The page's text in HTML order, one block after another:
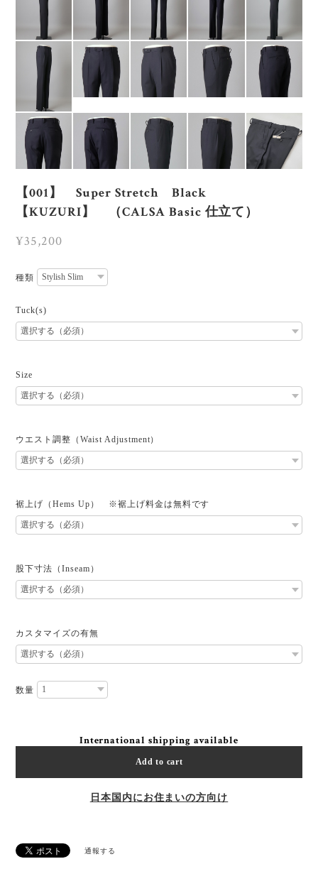
【001】 Super Stretch Black
【KUZURI】 （CALSA Basic 仕立て）
¥35,200
種類
Tuck(s)
Size
ウエスト調整（Waist Adjustment）
裾上げ（Hems Up） ※裾上げ料金は無料です
股下寸法（Inseam）
カスタマイズの有無
数量
International shipping available
Add to cart
日本国内にお住まいの方向け
通報する